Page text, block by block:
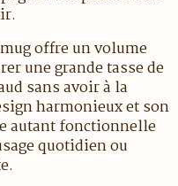
offre un volume
une grande tasse de
sans avoir à la
harmonieux et son
autant fonctionnelle
quotidien ou